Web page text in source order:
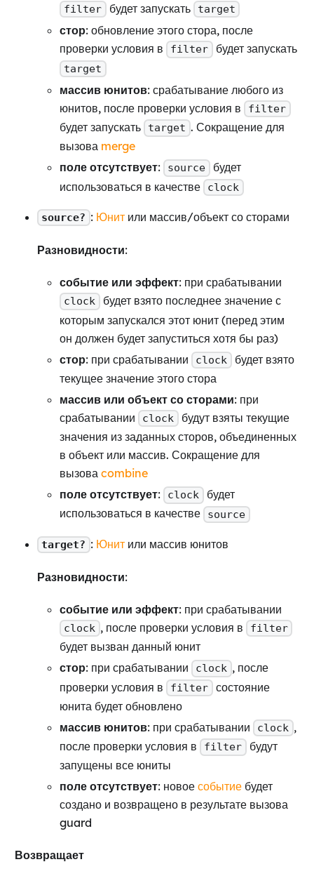
filter будет запускать target
стор: обновление этого стора, после
проверки условия в
filter будет запускать
target
массив юнитов: срабатывание любого из
юнитов, после проверки условия в
filter
будет запускать target . Сокращение для
вызова merge
поле отсутствует: source
будет
использоваться в качестве
clock
source? : Юнитили массив/объект со сторами
Разновидности:
событие или эффект: при срабатывании
clock
будет взято последнее значение с
которым запускался этот юнит (перед этим
он должен будет запуститься хотя бы раз)
стор: при срабатывании clock будет взято
текущее значение этого стора
массив или объект со сторами: при
срабатывании
clock будут взяты текущие
значения из заданных сторов, объединенных
в объект или массив. Сокращение для
вызова combine
поле отсутствует: clock
будет
использоваться в качестве
source
target? : Юнитили массив юнитов
Разновидности:
событие или эффект: при срабатывании
clock , после проверки условия в filter
будет вызван данный юнит
стор: при срабатывании clock , после
проверки условия в
filter состояние
юнита будет обновлено
массив юнитов: при срабатывании clock ,
после проверки условия в
filter
будут
запущены все юниты
поле отсутствует: новое событиебудет
создано и возвращено в результате вызова
guard
Возвращает